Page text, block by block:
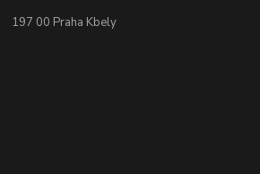
197 00 Praha Kbely